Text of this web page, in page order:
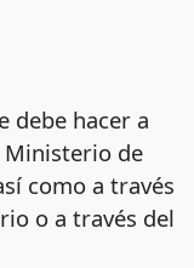
debe hacer a
Ministerio de
como a través
o a través del